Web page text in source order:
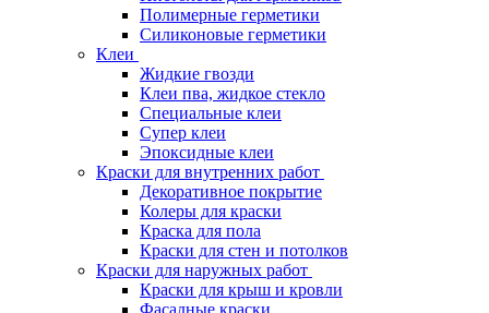
Полимерные герметики
Силиконовые герметики
Клеи
Жидкие гвозди
Клеи пва, жидкое стекло
Специальные клеи
Супер клеи
Эпоксидные клеи
Краски для внутренних работ
Декоративное покрытие
Колеры для краски
Краска для пола
Краски для стен и потолков
Краски для наружных работ
Краски для крыш и кровли
Фасадные краски